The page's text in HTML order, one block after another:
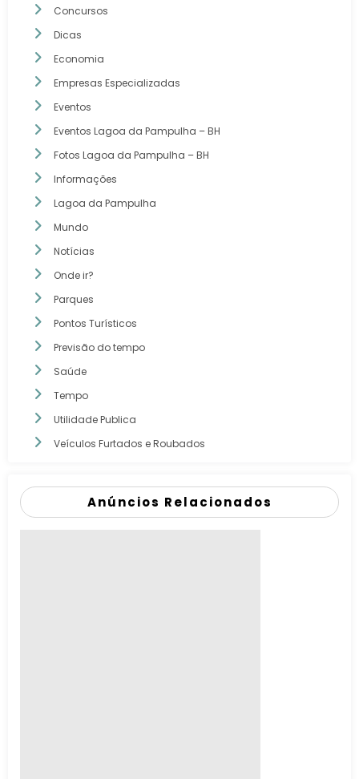
Concursos
Dicas
Economia
Empresas Especializadas
Eventos
Eventos Lagoa da Pampulha – BH
Fotos Lagoa da Pampulha – BH
Informações
Lagoa da Pampulha
Mundo
Notícias
Onde ir?
Parques
Pontos Turísticos
Previsão do tempo
Saúde
Tempo
Utilidade Publica
Veículos Furtados e Roubados
Anúncios Relacionados